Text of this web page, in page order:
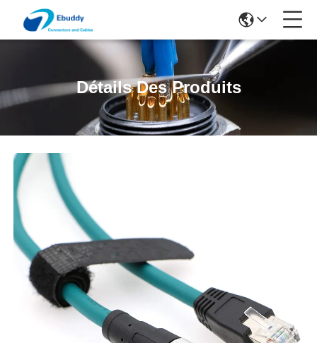
Détails Des Produits